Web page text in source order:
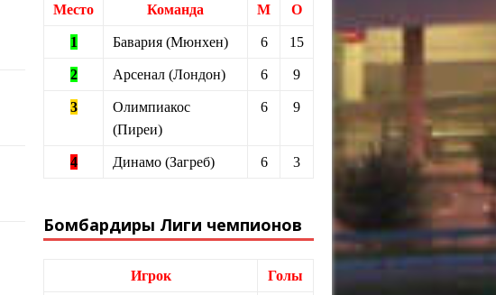
Место Команда М О
1 Бавария (Мюнхен) 6 15
2 Арсенал (Лондон) 6 9
3
Олимпиакос
(Пиреи)
6 9
4 Динамо (Загреб) 6 3
Бомбардиры Лиги чемпионов
Игрок Голы